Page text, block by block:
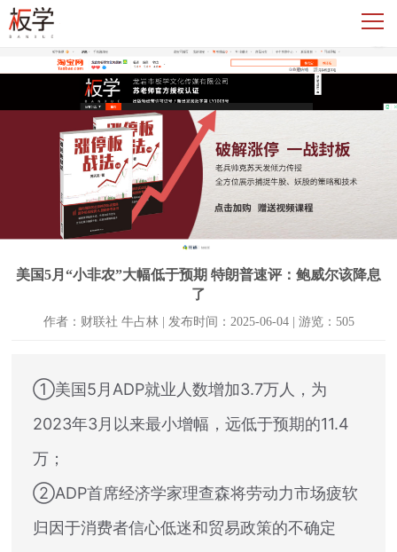
美国5月“小非农”大幅低于预期 特朗普速评：鲍威尔该降息
了
作者：财联社 牛占林 | 发布时间：2025-06-04 | 游览：505
①美国5月ADP就业人数增加3.7万人，为
2023年3月以来最小增幅，远低于预期的11.4
万；
②ADP首席经济学家理查森将劳动力市场疲软
归因于消费者信心低迷和贸易政策的不确定